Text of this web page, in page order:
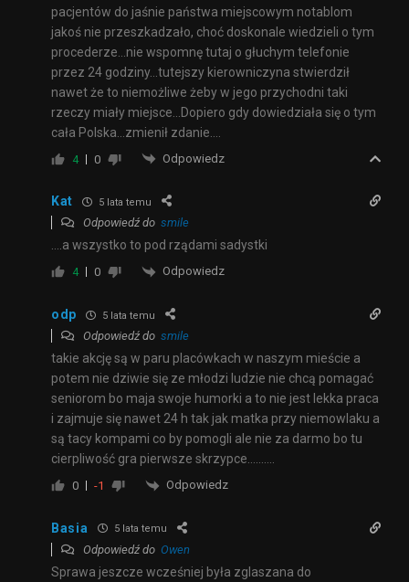
pacjentów do jaśnie państwa miejscowym notablom
jakoś nie przeszkadzało, choć doskonale wiedzieli o tym
procederze…nie wspomnę tutaj o głuchym telefonie
przez 24 godziny…tutejszy kierowniczyna stwierdził
nawet że to niemożliwe żeby w jego przychodni taki
rzeczy miały miejsce…Dopiero gdy dowiedziała się o tym
cała Polska…zmienił zdanie….
4 0 Odpowiedz
Kat 5 lata temu
Odpowiedź do smile
….a wszystko to pod rządami sadystki
4 0 Odpowiedz
odp 5 lata temu
Odpowiedź do smile
takie akcję są w paru placówkach w naszym mieście a
potem nie dziwie się ze młodzi ludzie nie chcą pomagać
seniorom bo maja swoje humorki a to nie jest lekka praca
i zajmuje się nawet 24 h tak jak matka przy niemowlaku a
są tacy kompami co by pomogli ale nie za darmo bo tu
cierpliwość gra pierwsze skrzypce……….
0 -1 Odpowiedz
Basia 5 lata temu
Odpowiedź do Owen
Sprawa jeszcze wcześniej była zglaszana do